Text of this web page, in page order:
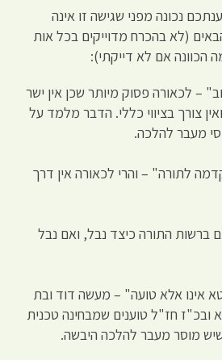
נכונה מפני שגישה זו אינה
(לא בהכרח מדוייקים בכל אות
הכוונה אם לא דייקתי):
– לכאורה פסוק מיותר שכן אין ישר
צורך בציווי כללי. הדבר מלמד על
מעבר להלכה.
לתורה" – והרי לכאורה אין דרך
ברשות התורה כיצד נבל, ואם נבל
אינו אלא טועה" – מעשה דוד ובת
ובכ"ז חז"ל טוענים שמבחינה טכנית
מוסר מעבר להלכה היבשה.